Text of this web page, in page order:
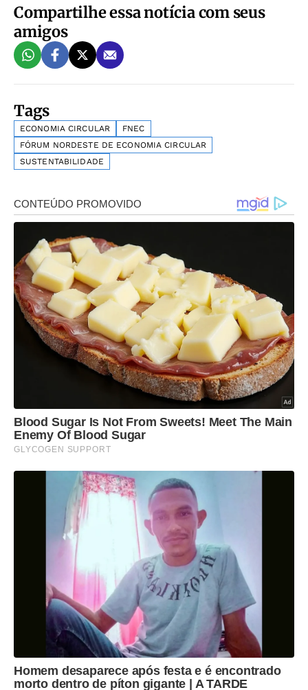
Compartilhe essa notícia com seus
amigos
Tags
ECONOMIA CIRCULAR
FNEC
FÓRUM NORDESTE DE ECONOMIA CIRCULAR
SUSTENTABILIDADE